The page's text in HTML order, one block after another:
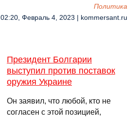
Политика
02:20, Февраль 4, 2023 | kommersant.ru
Президент Болгарии
выступил против поставок
оружия Украине
Он заявил, что любой, кто не
согласен с этой позицией,